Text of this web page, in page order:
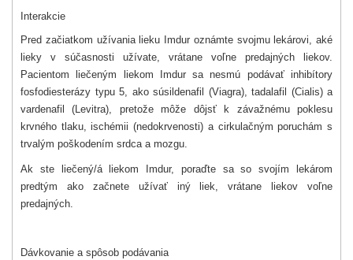
Interakcie
Pred začiatkom užívania lieku Imdur oznámte svojmu lekárovi, aké
lieky v súčasnosti užívate, vrátane voľne predajných liekov.
Pacientom liečeným liekom Imdur sa nesmú podávať inhibítory
fosfodiesterázy typu 5, ako súsildenafil (Viagra), tadalafil (Cialis) a
vardenafil (Levitra), pretože môže dôjsť k závažnému poklesu
krvného tlaku, ischémii (nedokrvenosti) a cirkulačným poruchám s
trvalým poškodením srdca a mozgu.
Ak ste liečený/á liekom Imdur, poraďte sa so svojím lekárom
predtým ako začnete užívať iný liek, vrátane liekov voľne
predajných.
Dávkovanie a spôsob podávania